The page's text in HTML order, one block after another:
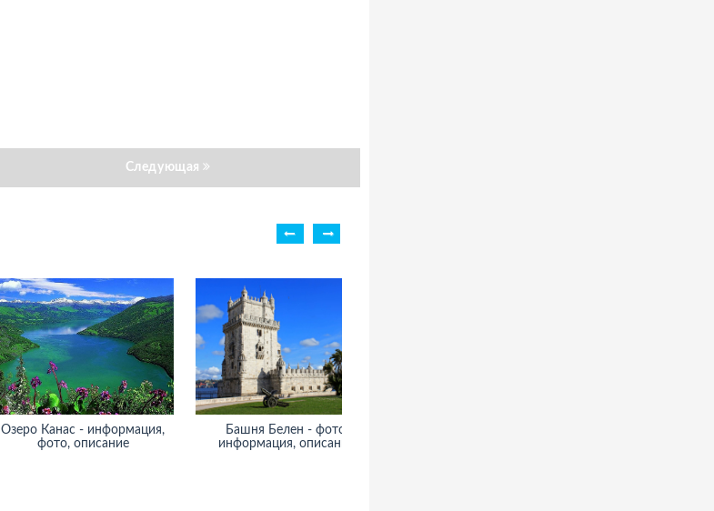
Следующая
Озеро Канас - информация,
фото, описание
Башня Белен - фото,
информация, описание